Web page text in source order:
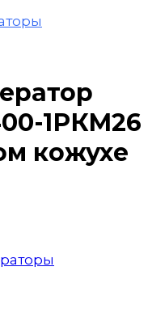
1РКМ26
кожухе